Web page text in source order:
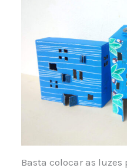
Basta colocar as luzes